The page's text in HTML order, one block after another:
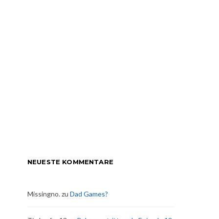
NEUESTE KOMMENTARE
Missingno.zu Dad Games?